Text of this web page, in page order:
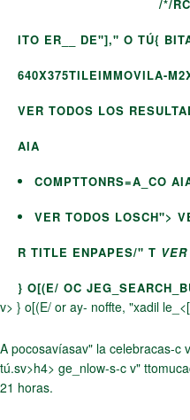
/*/
ITO ER__ DE"]," O TÚ{
640X375TILEIMMOVILA-
VER TODOS LOS
AIA
COMPTTONRS=A_CO
VER TODOS LOSCH">
R TITLE ENPAPES/" T
} O[(E/ OC
v> } o[(E/ or ay- noffte, "xadil
A pocosavíasav" la celebracas-c
tú.sv>h4> ge_nlow-s-c v"
21 horas.